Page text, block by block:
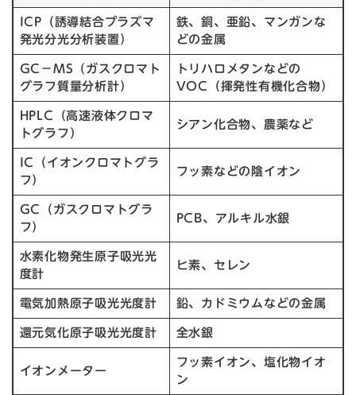
ICP（誘導結合プラズマ
発光分光分析装置）
鉄、銅、亜鉛、マンガンな
どの金属
GC－MS（ガスクロマト
グラフ質量分析計）
トリハロメタンなどの
VOC（揮発性有機化合物）
HPLC（高速液体クロマ
トグラフ）
シアン化合物、農薬など
IC（イオンクロマトグラ
フ）
フッ素などの陰イオン
GC（ガスクロマトグラ
フ）
PCB、アルキル水銀
水素化物発生原子吸光光
度計
ヒ素、セレン
電気加熱原子吸光光度計 鉛、カドミウムなどの金属
還元気化原子吸光光度計 全水銀
イオンメーター
フッ素イオン、塩化物イオ
ン